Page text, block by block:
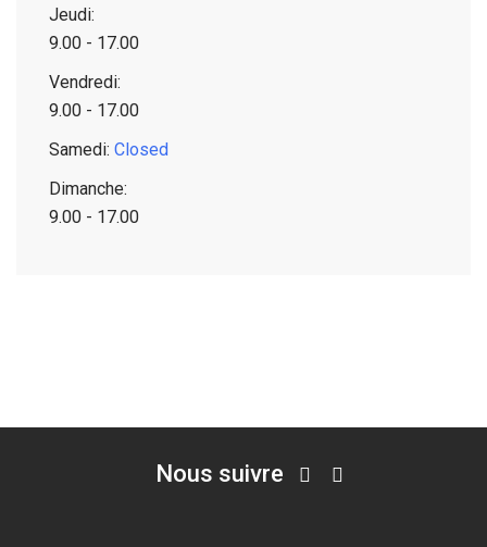
Jeudi:
9.00 - 17.00
Vendredi:
9.00 - 17.00
Samedi: Closed
Dimanche:
9.00 - 17.00
Nous suivre